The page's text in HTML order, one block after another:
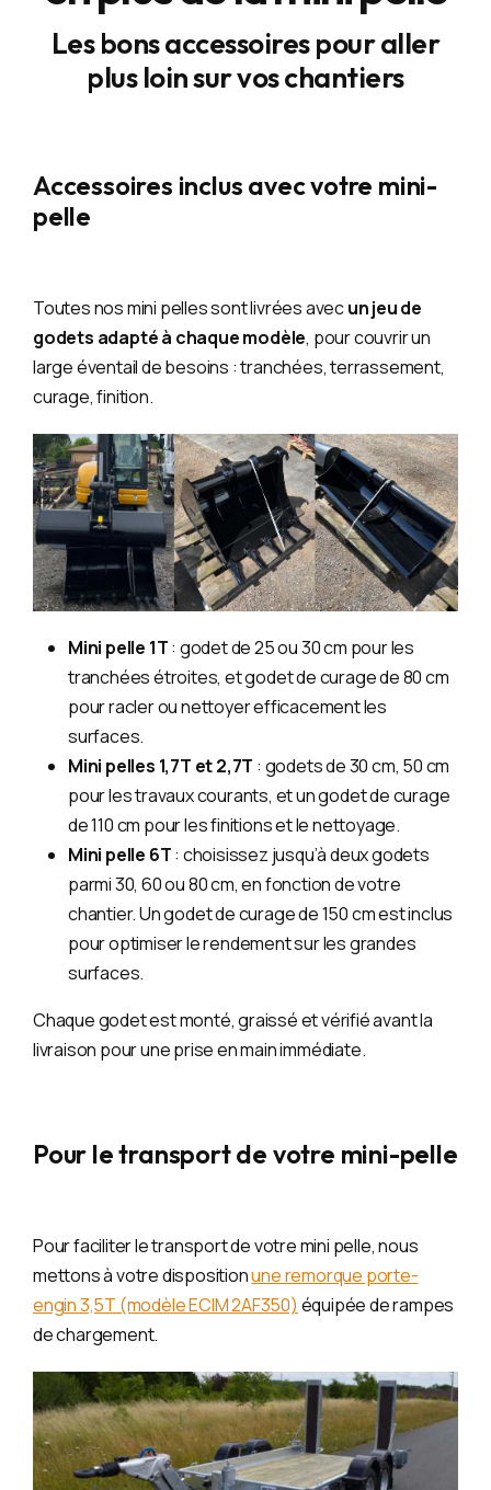
Les bons accessoires pour aller
plus loin sur vos chantiers
Accessoires inclus avec votre mini-
pelle
Toutes nos mini pelles sont livrées avecun jeu de
godets adapté à chaque modèle, pour couvrir un
large éventail de besoins : tranchées, terrassement,
curage, finition.
Mini pelle 1T: godet de 25 ou 30 cm pour les
tranchées étroites, et godet de curage de 80 cm
pour racler ou nettoyer efficacement les
surfaces.
Mini pelles 1,7T et 2,7T : godets de 30 cm, 50 cm
pour les travaux courants, et un godet de curage
de 110 cm pour les finitions et le nettoyage.
Mini pelle 6T: choisissez jusqu’à deux godets
parmi 30, 60 ou 80 cm, en fonction de votre
chantier. Un godet de curage de 150 cm est inclus
pour optimiser le rendement sur les grandes
surfaces.
Chaque godet est monté, graissé et vérifié avant la
livraison pour une prise en main immédiate.
Pour le transport de votre mini-pelle
Pour faciliter le transport de votre mini pelle, nous
mettons à votre dispositionune remorque porte-
engin 3,5T (modèle ECIM 2AF350) équipée de rampes
de chargement.